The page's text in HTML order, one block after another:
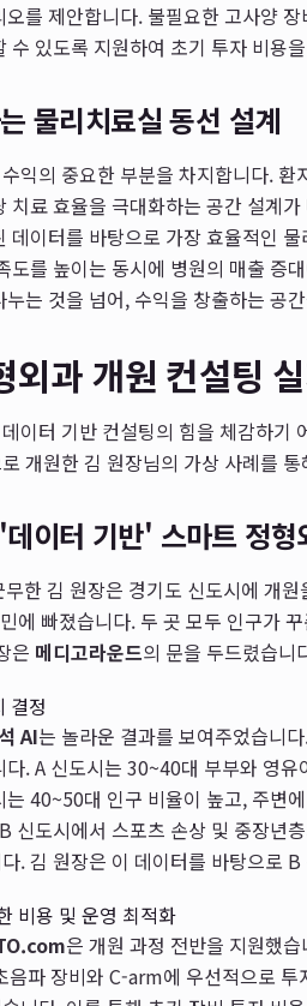
를 제안합니다. 불필요한 고사양
수 있도록 지원하여 초기 투자 비용
물리치료실 동선 설계
익의 중요한 부분을 차지합니다.
치료 효율을 극대화하는 공간 설계
데이터를 바탕으로 가장 효율적인
도를 높이는 동시에 병원의 매출 증
는 것을 넘어, 수익을 창출하는 공
외과 개원 컨설팅
이터 기반 컨설팅의 힘을 체감하기
개원한 김 원장님의 가상 사례를
이터 기반' 스마트 정형
한 김 원장은 경기도 신도시에 개
에 빠졌습니다. 두 곳 모두 인구가
은 메디고라운드의 문을 두드렸습니
결정
AI는 놀라운 결과를 보여주었습니
. A 신도시는 30~40대 부부와 영
40~50대 인구 비율이 높고, 주변
신도시에서 스포츠 손상 및 중장년
. 김 원장은 이 데이터를 바탕으로
비용 및 운영 최적화
은 개원 과정 전반을 지원했
음파 장비와 C-arm에 우선적으로